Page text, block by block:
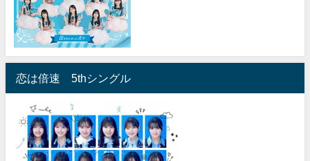
恋は倍速 5thシングル